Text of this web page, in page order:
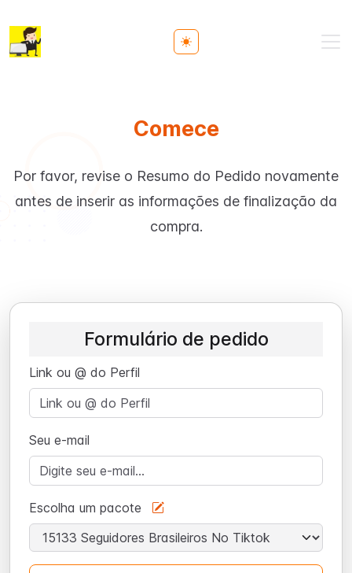
Toggle theme
Comece
Por favor, revise o Resumo do Pedido novamente
antes de inserir as informações de finalização da
compra.
Formulário de pedido
Link ou @ do Perfil
Seu e-mail
Escolha um pacote